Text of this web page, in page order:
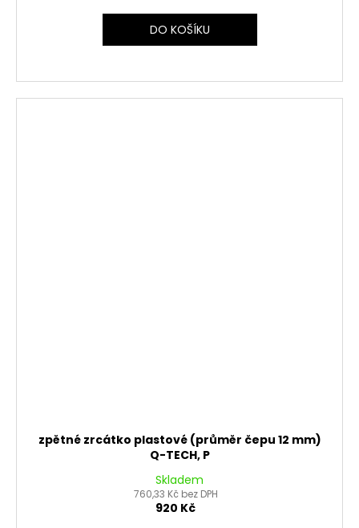
DO KOŠÍKU
zpětné zrcátko plastové (průměr čepu 12 mm)
Q-TECH, P
Skladem
760,33 Kč bez DPH
920 Kč